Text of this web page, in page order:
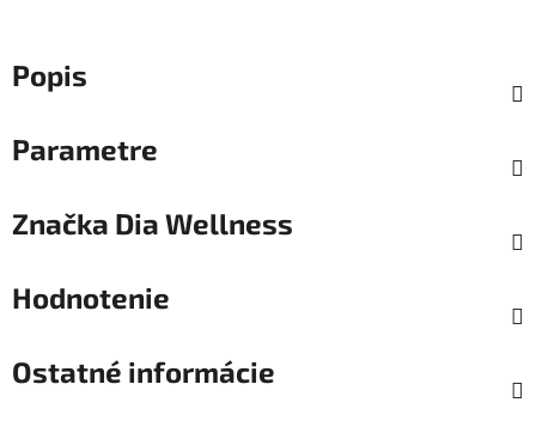
Popis
Parametre
Značka Dia Wellness
Hodnotenie
Ostatné informácie